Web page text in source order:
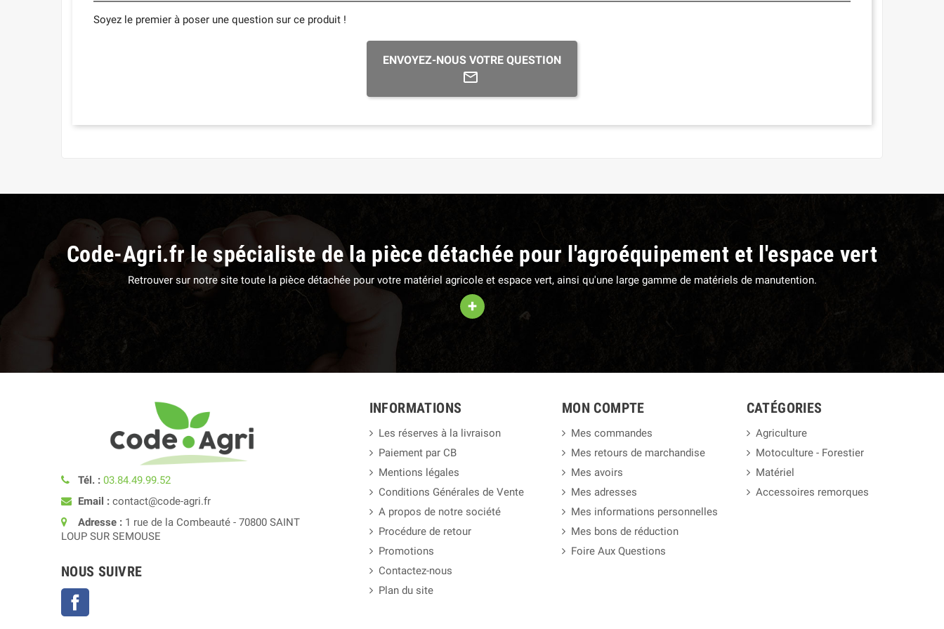
Soyez le premier à poser une question sur ce produit !
ENVOYEZ-NOUS VOTRE QUESTION
Code-Agri.fr le spécialiste de la pièce détachée pour l'agroéquipement et l'espace vert
Retrouver sur notre site toute la pièce détachée pour votre matériel agricole et espace vert, ainsi qu'une large gamme de matériels de manutention.
+
Tél. : 03.84.49.99.52
Email : contact@code-agri.fr
Adresse : 1 rue de la Combeauté - 70800 SAINT
LOUP SUR SEMOUSE
NOUS SUIVRE
INFORMATIONS
Les réserves à la livraison
Paiement par CB
Mentions légales
Conditions Générales de Vente
A propos de notre société
Procédure de retour
Promotions
Contactez-nous
Plan du site
MON COMPTE
Mes commandes
Mes retours de marchandise
Mes avoirs
Mes adresses
Mes informations personnelles
Mes bons de réduction
Foire Aux Questions
CATÉGORIES
Agriculture
Motoculture - Forestier
Matériel
Accessoires remorques